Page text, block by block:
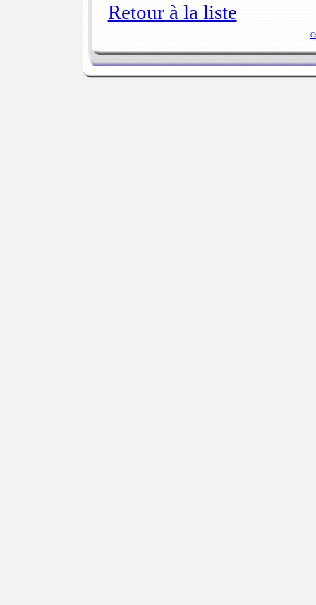
Retour à la liste